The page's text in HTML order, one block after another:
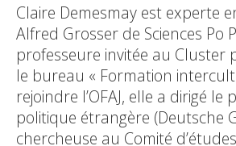
Claire Demesmay est experte
Alfred Grosser de Sciences Po
professeure invitée au Cluster
le bureau « Formation
rejoindre l’OFAJ, elle a dirigé
politique étrangère (Deutsche
chercheuse au Comité